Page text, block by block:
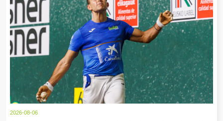
2026-08-06